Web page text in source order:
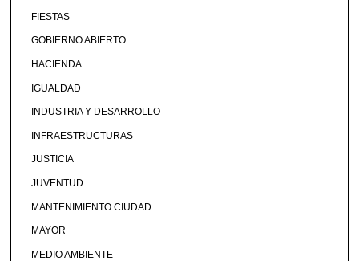
FIESTAS
GOBIERNO ABIERTO
HACIENDA
IGUALDAD
INDUSTRIA Y DESARROLLO
INFRAESTRUCTURAS
JUSTICIA
JUVENTUD
MANTENIMIENTO CIUDAD
MAYOR
MEDIO AMBIENTE